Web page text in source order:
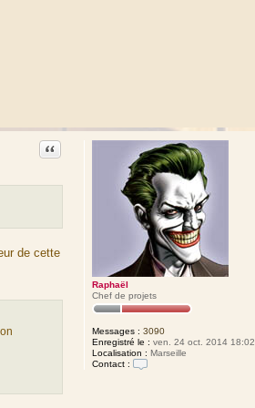
Raphaël
Chef de projets
Messages : 3090
Enregistré le : ven. 24 oct. 2014 18:02
Localisation : Marseille
Contact :
Citation
de cette